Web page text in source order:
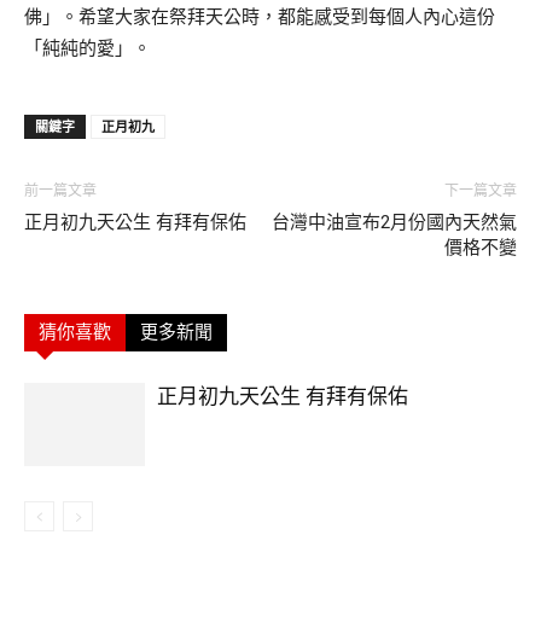
佛」。希望大家在祭拜天公時，都能感受到每個人內心這份
「純純的愛」。
關鍵字 正月初九
前一篇文章
正月初九天公生 有拜有保佑
下一篇文章
台灣中油宣布2月份國內天然氣
價格不變
猜你喜歡 更多新聞
正月初九天公生 有拜有保佑